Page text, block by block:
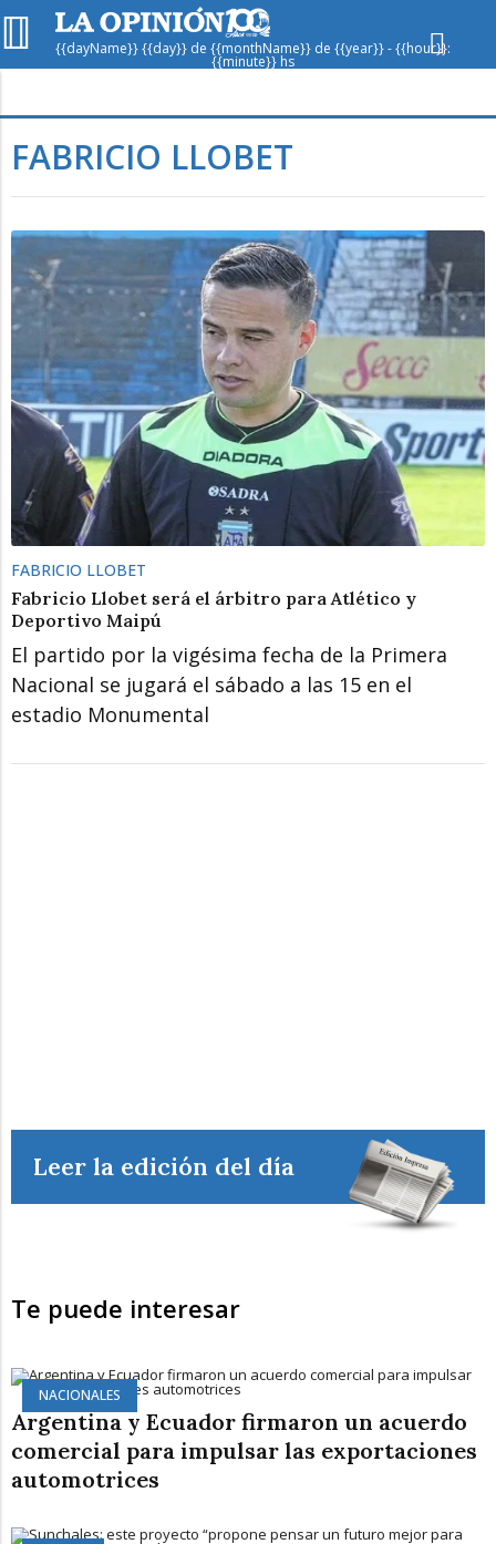
{{dayName}} {{day}} de {{monthName}} de {{year}} - {{hour}}:
{{minute}} hs
Presión
Sáb Dom Lun
FABRICIO LLOBET
FABRICIO LLOBET
Fabricio Llobet será el árbitro para Atlético y
Deportivo Maipú
El partido por la vigésima fecha de la Primera
Nacional se jugará el sábado a las 15 en el
estadio Monumental
Leer la edición del día
Te puede interesar
NACIONALES
Argentina y Ecuador firmaron un acuerdo
comercial para impulsar las exportaciones
automotrices